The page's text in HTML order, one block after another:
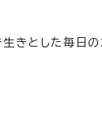
生きとした毎日